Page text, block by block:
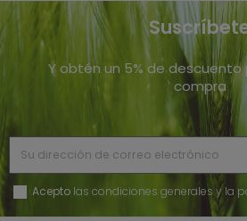
DESPIECE
LI-SOLO
DESPIECE MULTIHERRAMIENTA
EINHELL
Y obtén un 5% de
compra
Acepto las condiciones generales y la